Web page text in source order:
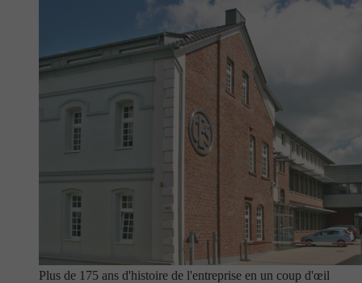
Plus de 175 ans d'histoire de l'entreprise en un coup d'œil